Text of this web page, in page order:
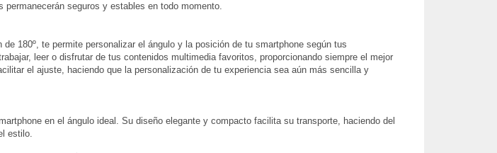
seguros y estables en todo momento.
180º, te permite personalizar el ángulo y la posición de tu smartphone según tus
leer o disfrutar de tus contenidos multimedia favoritos, proporcionando siempre el mejor
el ajuste, haciendo que la personalización de tu experiencia sea aún más sencilla y
en el ángulo ideal. Su diseño elegante y compacto facilita su transporte, haciendo del
estilo.